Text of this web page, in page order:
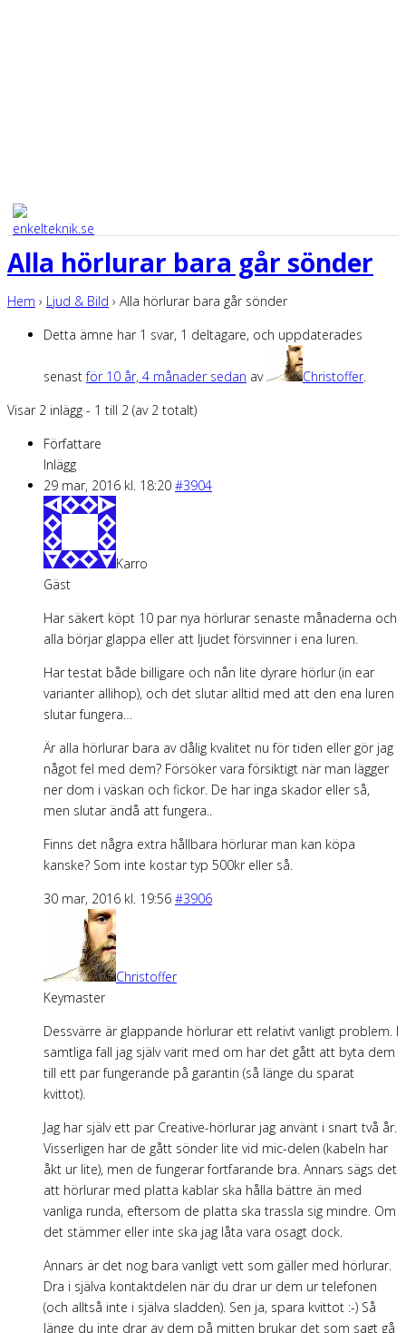
Alla hörlurar bara går sönder
Hem › Ljud & Bild › Alla hörlurar bara går sönder
Detta ämne har 1 svar, 1 deltagare, och uppdaterades
senastför 10 år, 4 månader sedan av Christoffer.
Visar 2 inlägg - 1 till 2 (av 2 totalt)
Författare
Inlägg
29 mar, 2016 kl. 18:20 #3904
Karro
Gäst
Har säkert köpt 10 par nya hörlurar senaste månaderna och
alla börjar glappa eller att ljudet försvinner i ena luren.
Har testat både billigare och nån lite dyrare hörlur (in ear
varianter allihop), och det slutar alltid med att den ena luren
slutar fungera…
Är alla hörlurar bara av dålig kvalitet nu för tiden eller gör jag
något fel med dem? Försöker vara försiktigt när man lägger
ner dom i väskan och fickor. De har inga skador eller så,
men slutar ändå att fungera..
Finns det några extra hållbara hörlurar man kan köpa
kanske? Som inte kostar typ 500kr eller så.
30 mar, 2016 kl. 19:56 #3906
Christoffer
Keymaster
Dessvärre är glappande hörlurar ett relativt vanligt problem. I
samtliga fall jag själv varit med om har det gått att byta dem
till ett par fungerande på garantin (så länge du sparat
kvittot).
Jag har själv ett par Creative-hörlurar jag använt i snart två år.
Visserligen har de gått sönder lite vid mic-delen (kabeln har
åkt ur lite), men de fungerar fortfarande bra. Annars sägs det
att hörlurar med platta kablar ska hålla bättre än med
vanliga runda, eftersom de platta ska trassla sig mindre. Om
det stämmer eller inte ska jag låta vara osagt dock.
Annars är det nog bara vanligt vett som gäller med hörlurar.
Dra i själva kontaktdelen när du drar ur dem ur telefonen
(och alltså inte i själva sladden). Sen ja, spara kvittot :-) Så
länge du inte drar av dem på mitten brukar det som sagt gå